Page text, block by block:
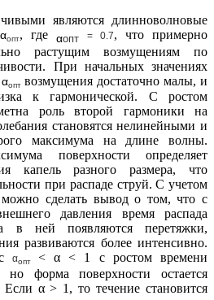
являются длинноволновые
αопт, где αопт = 0.7, что примерно
растущим возмущениям по
При начальных значениях
αоптвозмущения достаточно малы, и
к гармонической. С ростом
роль второй гармоники на
становятся нелинейными и
максимума на длине волны.
поверхности определяет
капель разного размера, что
при распаде струй. С учетом
можно сделать вывод о том, что с
давления время распада
в ней появляются перетяжки,
развиваются более интенсивно.
αопт < α < 1 с ростом времени
но форма поверхности остается
Если α > 1 , то течение становится